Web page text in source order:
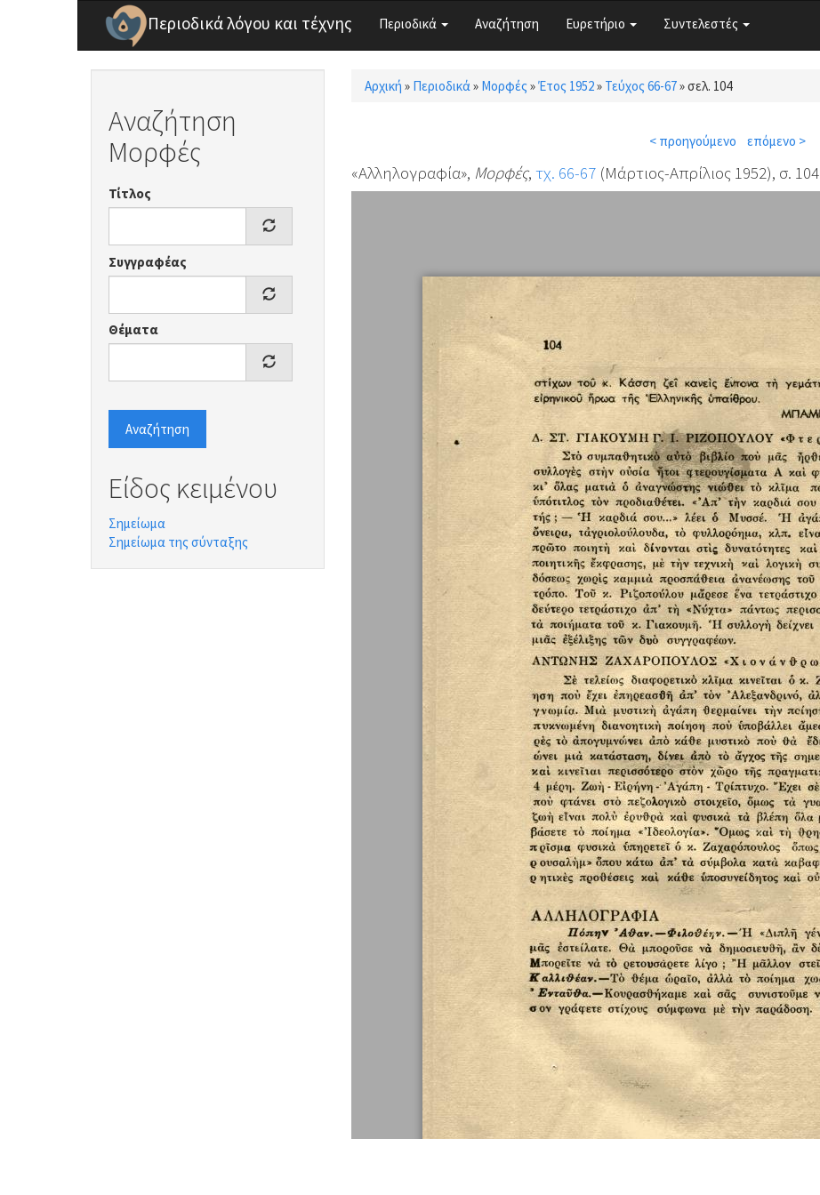
Παράκαμψη προς το κυρίως περιεχόμενο
Περιοδικά λόγου και τέχνης Περιοδικά Αναζήτηση Ευρετήριο Συντελεστές
Αναζήτηση
Μορφές
Τίτλος
Συγγραφέας
Θέματα
Αναζήτηση
Είδος κειμένου
Σημείωμα
Σημείωμα της σύνταξης
Είστε εδώ
Αρχική » Περιοδικά» Μορφές »Έτος 1952» Τεύχος 66-67»σελ. 104
< προηγούμενο επόμενο >
«Αλληλογραφία», Μορφές, τχ. 66-67(Μάρτιος-Απρίλιος 1952), σ. 104